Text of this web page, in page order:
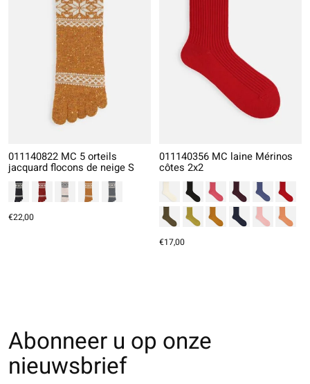
011140822 MC 5 orteils
jacquard flocons de neige S
€22,00
011140356 MC laine Mérinos
côtes 2x2
€17,00
Abonneer u op onze
nieuwsbrief